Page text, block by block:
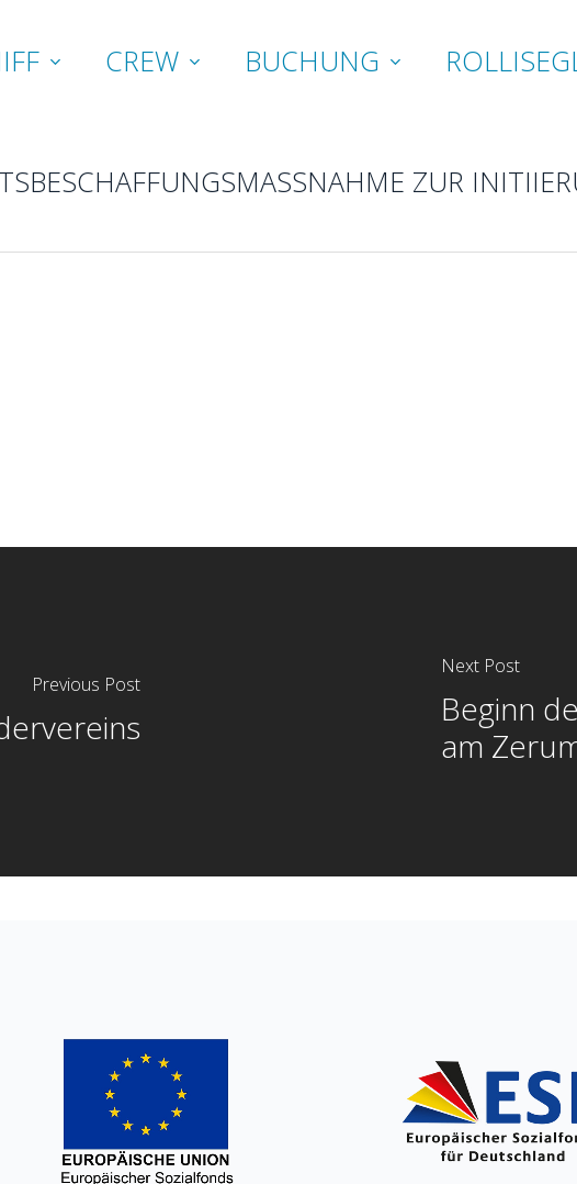
CREW
STEUERLEUTE
BUCHUNG
ZUR
Previous Post
Next Post
Beginn
am